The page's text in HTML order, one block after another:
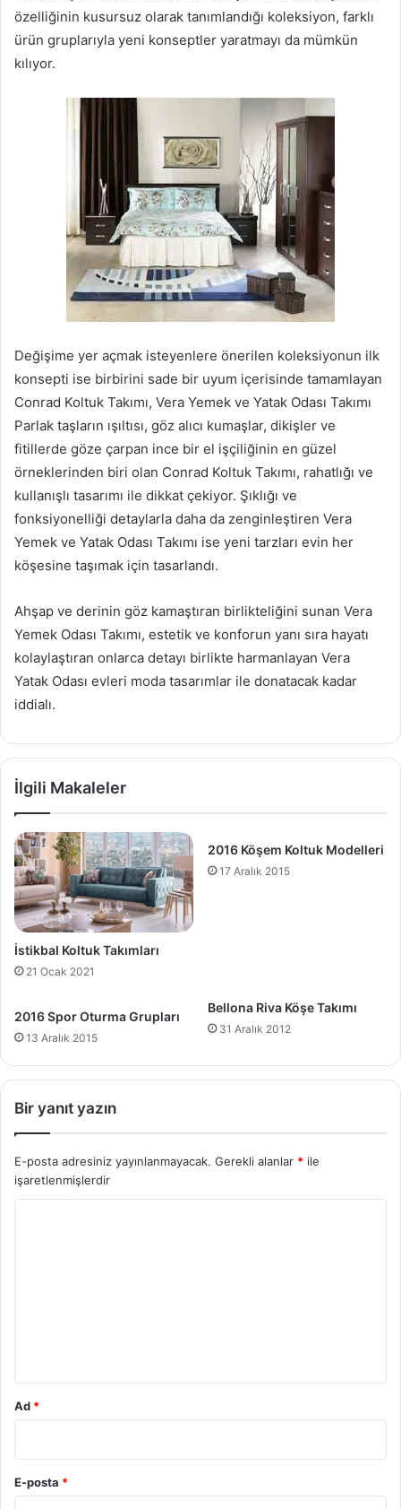
özelliğinin kusursuz olarak tanımlandığı koleksiyon, farklı
ürün gruplarıyla yeni konseptler yaratmayı da mümkün
kılıyor.
Değişime yer açmak isteyenlere önerilen koleksiyonun ilk
konsepti ise birbirini sade bir uyum içerisinde tamamlayan
Conrad Koltuk Takımı, Vera Yemek ve Yatak Odası Takımı
Parlak taşların ışıltısı, göz alıcı kumaşlar, dikişler ve
fitillerde göze çarpan ince bir el işçiliğinin en güzel
örneklerinden biri olan Conrad Koltuk Takımı, rahatlığı ve
kullanışlı tasarımı ile dikkat çekiyor. Şıklığı ve
fonksiyonelliği detaylarla daha da zenginleştiren Vera
Yemek ve Yatak Odası Takımı ise yeni tarzları evin her
köşesine taşımak için tasarlandı.
Ahşap ve derinin göz kamaştıran birlikteliğini sunan Vera
Yemek Odası Takımı, estetik ve konforun yanı sıra hayatı
kolaylaştıran onlarca detayı birlikte harmanlayan Vera
Yatak Odası evleri moda tasarımlar ile donatacak kadar
iddialı.
İlgili Makaleler
İstikbal Koltuk Takımları
21 Ocak 2021
2016 Köşem Koltuk Modelleri
17 Aralık 2015
2016 Spor Oturma Grupları
13 Aralık 2015
Bellona Riva Köşe Takımı
31 Aralık 2012
Bir yanıt yazın
E-posta adresiniz yayınlanmayacak. Gerekli alanlar * ile
işaretlenmişlerdir
Ad *
E-posta *